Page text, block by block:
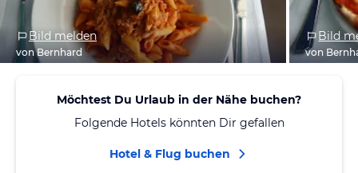
Bild melden
von Bernhard
Bild
von
Möchtest Du Urlaub in der Nähe buchen?
Folgende Hotels könnten Dir gefallen
Hotel & Flug buchen